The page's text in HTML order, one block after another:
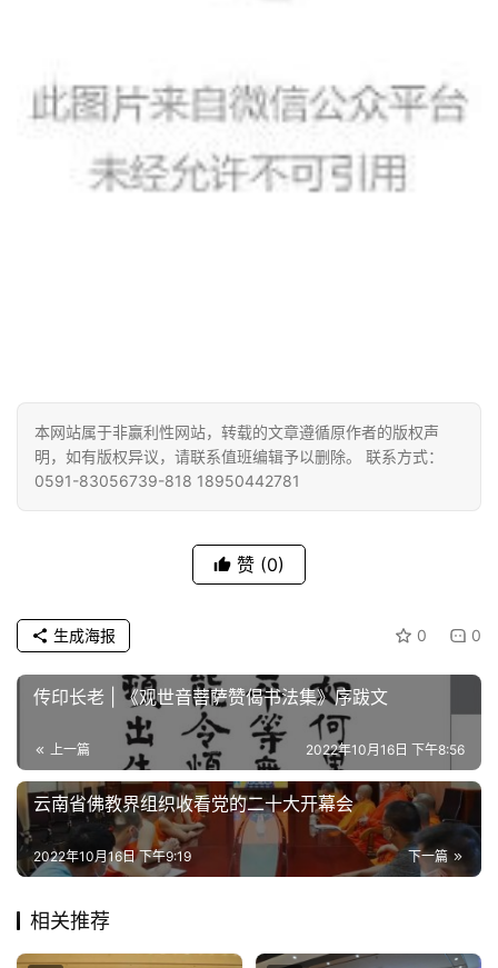
本网站属于非赢利性网站，转载的文章遵循原作者的版权声
明，如有版权异议，请联系值班编辑予以删除。 联系方式：
0591-83056739-818 18950442781
赞 (0)
0 0
生成海报
传印长老 | 《观世音菩萨赞偈书法集》序跋文
上一篇 2022年10月16日 下午8:56
云南省佛教界组织收看党的二十大开幕会
下一篇
2022年10月16日 下午9:19
相关推荐